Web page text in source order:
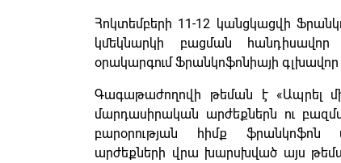
Հոկտեմբերի 11-12 կանցկացվի
կմեկնարկի բացման հանդիսավոր
օրակարգում Ֆրանկոֆոնիայի
Գագաթաժողովի թեման է «Ապրել
մարդասիրական արժեքներն ու
բարօրության հիմք ֆրանկոֆոն
արժեքների վրա խարսխված այս